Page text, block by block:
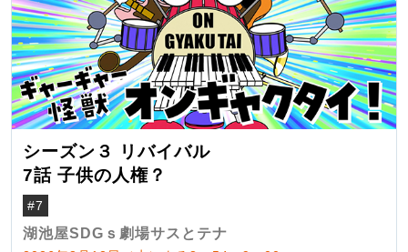
シーズン３ リバイバル
7話 子供の人権？
#7
湖池屋SDGｓ劇場サスとテナ